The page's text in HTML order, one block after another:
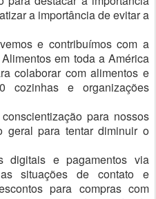
a importância de evitar a
e contribuímos com a
em toda a América
colaborar com alimentos e
cozinhas e organizações
para nossos
geral para tentar diminuir o
digitais e pagamentos via
situações de contato e
para compras com